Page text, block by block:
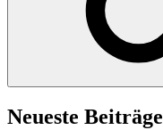
Neueste Beiträge